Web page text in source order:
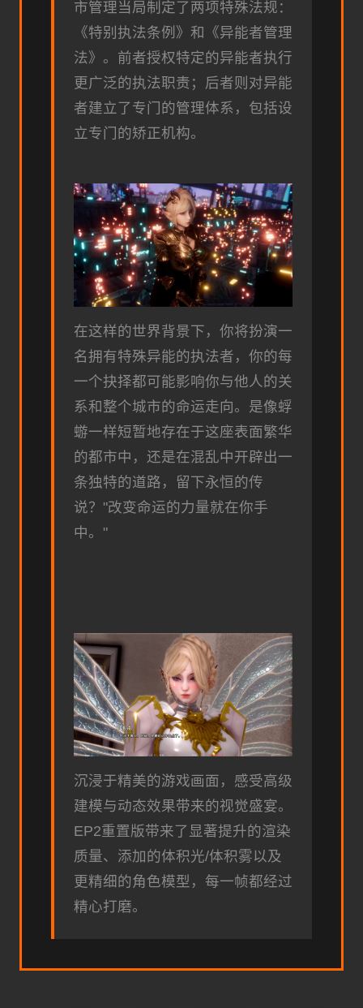
市管理当局制定了两项特殊法规：
《特别执法条例》和《异能者管理
法》。前者授权特定的异能者执行
更广泛的执法职责；后者则对异能
者建立了专门的管理体系，包括设
立专门的矫正机构。
在这样的世界背景下，你将扮演一
名拥有特殊异能的执法者，你的每
一个抉择都可能影响你与他人的关
系和整个城市的命运走向。是像蜉
蝣一样短暂地存在于这座表面繁华
的都市中，还是在混乱中开辟出一
条独特的道路，留下永恒的传
说？"改变命运的力量就在你手
中。"
沉浸于精美的游戏画面，感受高级
建模与动态效果带来的视觉盛宴。
EP2重置版带来了显著提升的渲染
质量、添加的体积光/体积雾以及
更精细的角色模型，每一帧都经过
精心打磨。